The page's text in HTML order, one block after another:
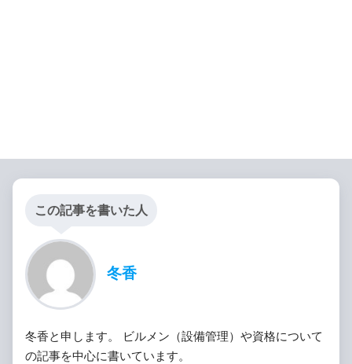
この記事を書いた人
冬香
冬香と申します。 ビルメン（設備管理）や資格について
の記事を中心に書いています。